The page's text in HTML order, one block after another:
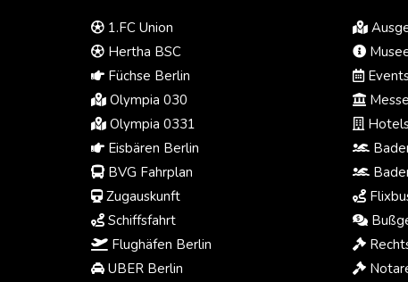
1.FC Union
Hertha BSC
Füchse Berlin
Olympia 030
Olympia 0331
Eisbären Berlin
BVG Fahrplan
Zugauskunft
Schiffsfahrt
Flughäfen Berlin
UBER Berlin